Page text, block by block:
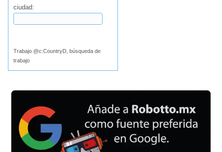
ciudad:
Trabajo @c:CountryD, búsqueda de
trabajo